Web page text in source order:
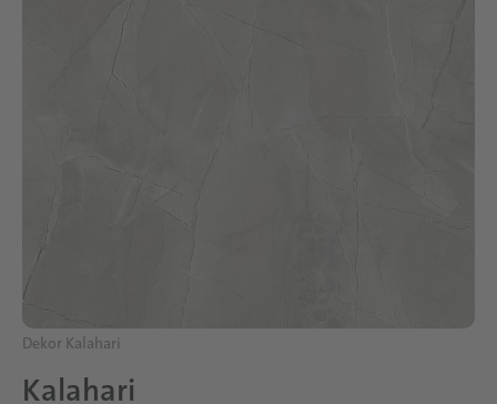
Dekor Kalahari
Kalahari